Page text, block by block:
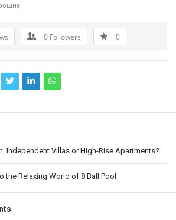
0 Followers 0
Independent Villas or High-Rise Apartments?
the Relaxing World of 8 Ball Pool